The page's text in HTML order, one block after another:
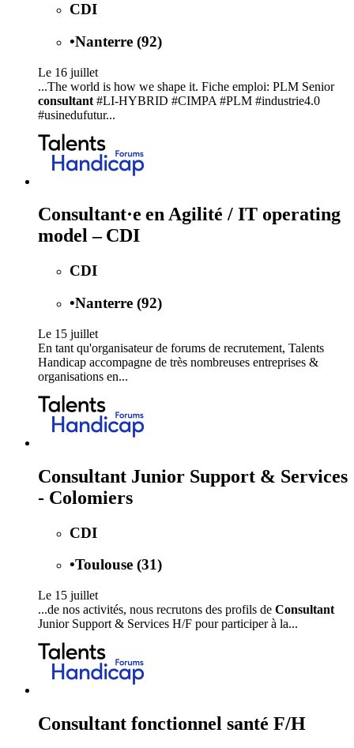
CDI
•Nanterre (92)
Le 16 juillet
...The world is how we shape it. Fiche emploi: PLM Senior
consultant #LI-HYBRID #CIMPA #PLM #industrie4.0
#usinedufutur...
Consultant·e en Agilité / IT operating
model – CDI
CDI
•Nanterre (92)
Le 15 juillet
En tant qu'organisateur de forums de recrutement, Talents
Handicap accompagne de très nombreuses entreprises &
organisations en...
Consultant Junior Support & Services
- Colomiers
CDI
•Toulouse (31)
Le 15 juillet
...de nos activités, nous recrutons des profils de Consultant
Junior Support & Services H/F pour participer à la...
Consultant fonctionnel santé F/H